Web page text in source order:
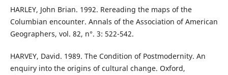
HARLEY, John Brian. 1992. Rereading the maps of the
Columbian encounter. Annals of the Association of American
Geographers, vol. 82, n°. 3: 522-542.
HARVEY, David. 1989. The Condition of Postmodernity. An
enquiry into the origins of cultural change. Oxford,